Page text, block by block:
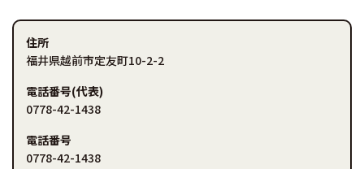
住所
福井県越前市定友町10-2-2
電話番号(代表)
0778-42-1438
電話番号
0778-42-1438